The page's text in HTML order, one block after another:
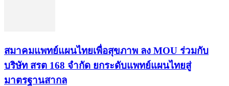
สมาคมแพทย์แผนไทยเพื่อสุขภาพ ลง MOU ร่วมกับ
บริษัท สรต 168 จำกัด ยกระดับแพทย์แผนไทยสู่
มาตรฐานสากล